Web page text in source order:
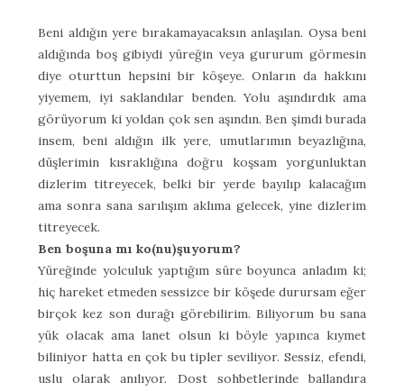
Beni aldığın yere bırakamayacaksın anlaşılan. Oysa beni
aldığında boş gibiydi yüreğin veya gururum görmesin
diye oturttun hepsini bir köşeye. Onların da hakkını
yiyemem, iyi saklandılar benden. Yolu aşındırdık ama
görüyorum ki yoldan çok sen aşındın. Ben şimdi burada
insem, beni aldığın ilk yere, umutlarımın beyazlığına,
düşlerimin kısraklığına doğru koşsam yorgunluktan
dizlerim titreyecek, belki bir yerde bayılıp kalacağım
ama sonra sana sarılışım aklıma gelecek, yine dizlerim
titreyecek.
Ben boşuna mı ko(nu)şuyorum?
Yüreğinde yolculuk yaptığım süre boyunca anladım ki;
hiç hareket etmeden sessizce bir köşede durursam eğer
birçok kez son durağı görebilirim. Biliyorum bu sana
yük olacak ama lanet olsun ki böyle yapınca kıymet
biliniyor hatta en çok bu tipler seviliyor. Sessiz, efendi,
uslu olarak anılıyor. Dost sohbetlerinde ballandıra